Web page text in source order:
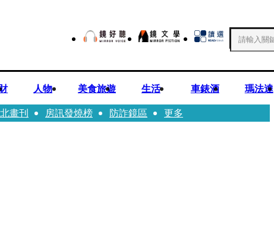
人物 美食旅遊 生活 車錶酒 瑪法達
畫刊 房訊發燒榜 防詐鏡區 更多